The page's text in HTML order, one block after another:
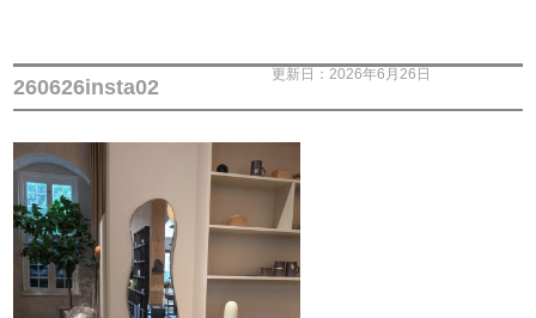
更新日：2026年6月26日
260626insta02